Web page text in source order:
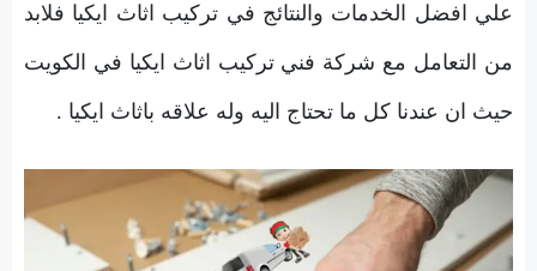
علي افضل الخدمات والنتائج في تركيب اثاث ايكيا فلابد
من التعامل مع شركة فني تركيب اثاث ايكيا في الكويت
حيث ان عندنا كل ما تحتاج اليه وله علاقه باثاث ايكيا .